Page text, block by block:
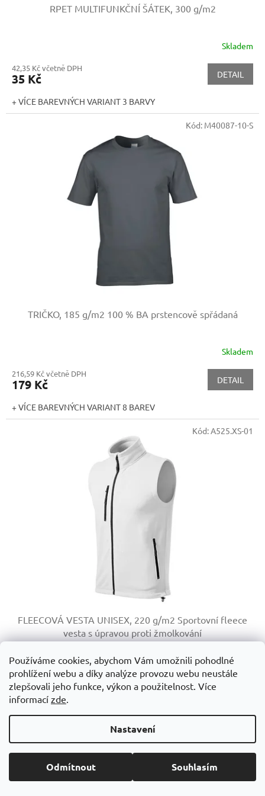
Používáme cookies, abychom Vám umožnili pohodlné
prohlížení webu a díky analýze provozu webu neustále
zlepšovali jeho funkce, výkon a použitelnost. Více
informací zde.
Nastavení
Odmítnout Souhlasím
RPET MULTIFUNKČNÍ ŠÁTEK, 300 g/m2
Skladem
42,35 Kč včetně DPH
35 Kč DETAIL
+ VÍCE BAREVNÝCH VARIANT 3 BARVY
TRIČKO, 185 g/m2 100 % BA prstencově spřádaná
Skladem
216,59 Kč včetně DPH
179 Kč DETAIL
+ VÍCE BAREVNÝCH VARIANT 8 BAREV
Kód: M40087-10-S
FLEECOVÁ VESTA UNISEX, 220 g/m2 Sportovní fleece
vesta s úpravou proti žmolkování
Na objednání do 3 dnů
611,05 Kč včetně DPH
505 Kč
+ VÍCE BAREVNÝCH VARIANT 9 BAREV
Kód:A525.XS-01